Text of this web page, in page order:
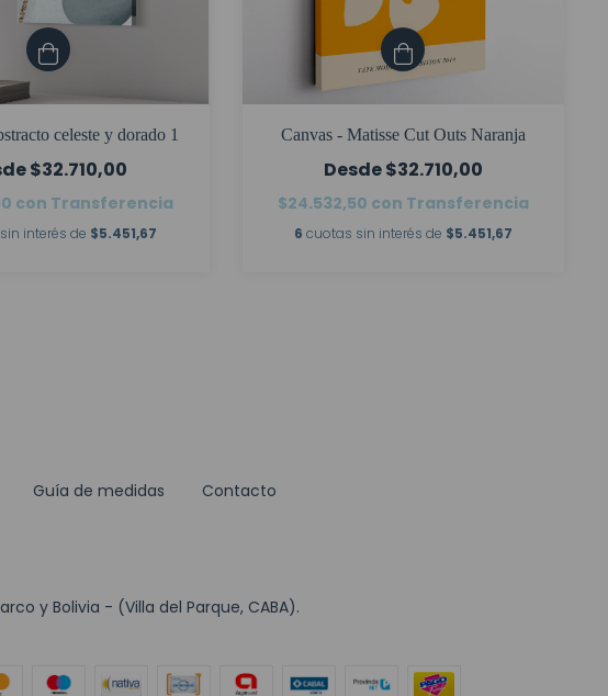
celeste y dorado 1
$32.710,00
con Transferencia
interés de $5.451,67
Canvas - Matisse Cut Outs Naranja
$32.710,00
$24.532,50 con Transferencia
6 cuotas sin interés de $5.451,67
Guía de medidas Contacto
y Bolivia - (Villa del Parque, CABA).